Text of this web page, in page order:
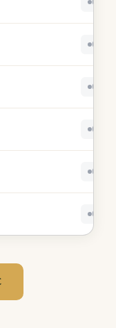
0
0
0
0
0